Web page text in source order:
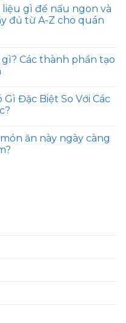
gì để nấu ngon và
đủ từ A-Z cho quán
Các thành phần tạo
Gì Đặc Biệt So Với Các
ăn này ngày càng